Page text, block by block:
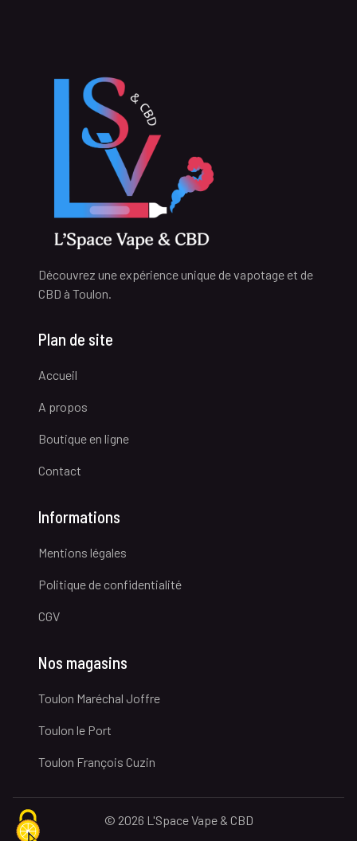
Découvrez une expérience unique de vapotage et de
CBD à Toulon.
Plan de site
Accueil
A propos
Boutique en ligne
Contact
Informations
Mentions légales
Politique de confidentialité
CGV
Nos magasins
Toulon Maréchal Joffre
Toulon le Port
Toulon François Cuzin
© 2026 L'Space Vape & CBD